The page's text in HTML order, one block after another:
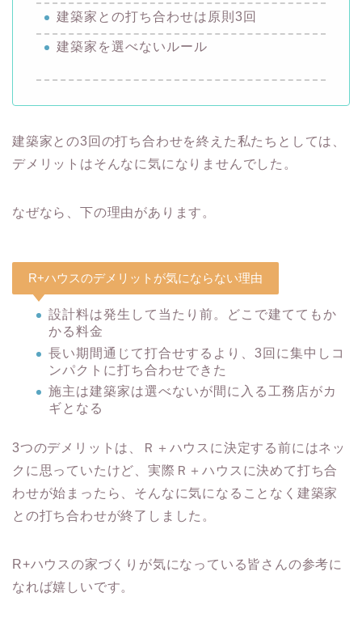
建築家との打ち合わせは原則3回
建築家を選べないルール
建築家との3回の打ち合わせを終えた私たちとしては、
デメリットはそんなに気になりませんでした。
なぜなら、下の理由があります。
R+ハウスのデメリットが気にならない理由
設計料は発生して当たり前。どこで建ててもか
かる料金
長い期間通じて打合せするより、3回に集中しコ
ンパクトに打ち合わせできた
施主は建築家は選べないが間に入る工務店がカ
ギとなる
3つのデメリットは、Ｒ＋ハウスに決定する前にはネッ
クに思っていたけど、実際Ｒ＋ハウスに決めて打ち合
わせが始まったら、そんなに気になることなく建築家
との打ち合わせが終了しました。
R+ハウスの家づくりが気になっている皆さんの参考に
なれば嬉しいです。